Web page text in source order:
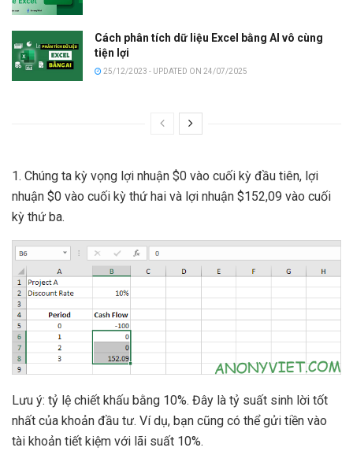
Cách phân tích dữ liệu Excel bằng AI vô cùng
tiện lợi
25/12/2023 - UPDATED ON 24/07/2025
1. Chúng ta kỳ vọng lợi nhuận $0 vào cuối kỳ đầu tiên, lợi
nhuận $0 vào cuối kỳ thứ hai và lợi nhuận $152,09 vào cuối
kỳ thứ ba.
Lưu ý: tỷ lệ chiết khấu bằng 10%. Đây là tỷ suất sinh lời tốt
nhất của khoản đầu tư. Ví dụ, bạn cũng có thể gửi tiền vào
tài khoản tiết kiệm với lãi suất 10%.